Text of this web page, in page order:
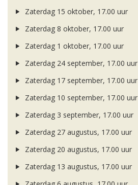
Zaterdag 15 oktober, 17.00 uur
Zaterdag 8 oktober, 17.00 uur
Zaterdag 1 oktober, 17.00 uur
Zaterdag 24 september, 17.00 uur
Zaterdag 17 september, 17.00 uur
Zaterdag 10 september, 17.00 uur
Zaterdag 3 september, 17.00 uur
Zaterdag 27 augustus, 17.00 uur
Zaterdag 20 augustus, 17.00 uur
Zaterdag 13 augustus, 17.00 uur